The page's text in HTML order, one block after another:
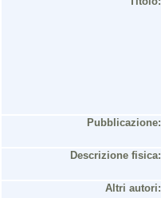
Pubblicazione:
Descrizione fisica:
Altri autori: